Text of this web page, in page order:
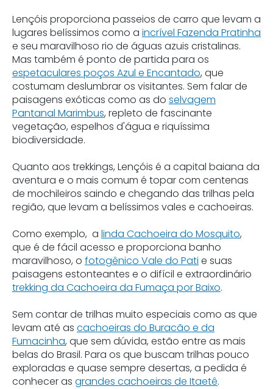
Lençóis proporciona passeios de carro que levam a
lugares belíssimos como a incrível Fazenda Pratinha
e seu maravilhoso rio de águas azuis cristalinas.
Mas também é ponto de partida para os
espetaculares poços Azul e Encantado, que
costumam deslumbrar os visitantes. Sem falar de
paisagens exóticas como as do selvagem
Pantanal Marimbus, repleto de fascinante
vegetação, espelhos d'água e riquíssima
biodiversidade.
Quanto aos trekkings, Lençóis é a capital baiana da
aventura e o mais comum é topar com centenas
de mochileiros saindo e chegando das trilhas pela
região, que levam a belíssimos vales e cachoeiras.
Como exemplo, a linda Cachoeira do Mosquito,
que é de fácil acesso e proporciona banho
maravilhoso, o fotogênico Vale do Pati e suas
paisagens estonteantes e o difícil e extraordinário
trekking da Cachoeira da Fumaça por Baixo.
Sem contar de trilhas muito especiais como as que
levam até as cachoeiras do Buracão e da
Fumacinha, que sem dúvida, estão entre as mais
belas do Brasil. Para os que buscam trilhas pouco
exploradas e quase sempre desertas, a pedida é
conhecer as grandes cachoeiras de Itaetê.